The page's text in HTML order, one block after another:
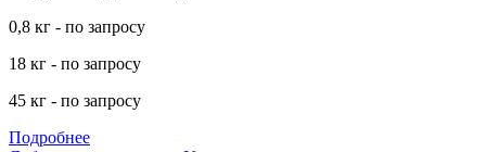
0,8 кг - по запросу
18 кг - по запросу
45 кг - по запросу
Подробнее